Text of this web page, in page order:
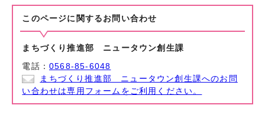
このページに関する お問い合わせ
まちづくり推進部 ニュータウン創生課
電話：0568-85-6048
まちづくり推進部 ニュータウン創生課へのお問
い合わせは専用フォームをご利用ください。